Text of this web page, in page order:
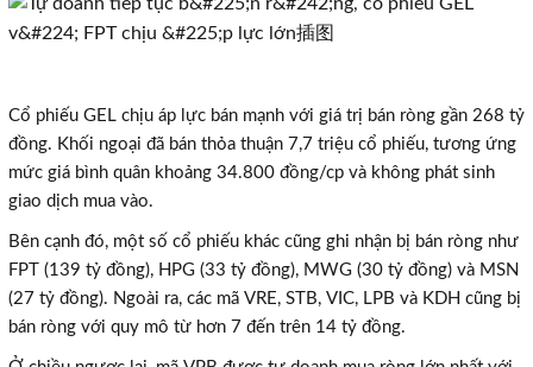
Cổ phiếu GEL chịu áp lực bán mạnh với giá trị bán ròng gần 268 tỷ
đồng. Khối ngoại đã bán thỏa thuận 7,7 triệu cổ phiếu, tương ứng
mức giá bình quân khoảng 34.800 đồng/cp và không phát sinh
giao dịch mua vào.
Bên cạnh đó, một số cổ phiếu khác cũng ghi nhận bị bán ròng như
FPT (139 tỷ đồng), HPG (33 tỷ đồng), MWG (30 tỷ đồng) và MSN
(27 tỷ đồng). Ngoài ra, các mã VRE, STB, VIC, LPB và KDH cũng bị
bán ròng với quy mô từ hơn 7 đến trên 14 tỷ đồng.